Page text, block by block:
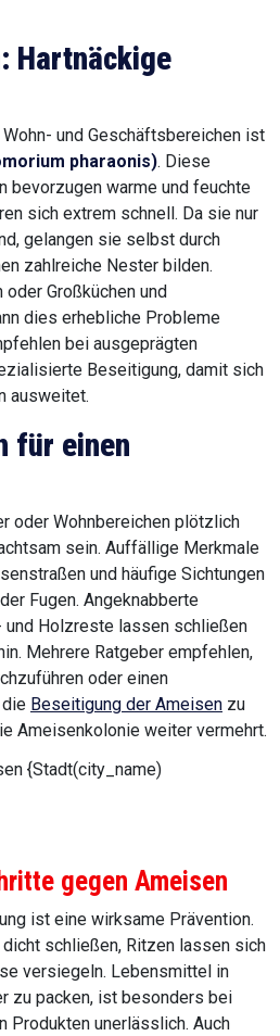
Hartnäckige
und Geschäftsbereichen ist
pharaonis). Diese
bevorzugen warme und feuchte
sich extrem schnell. Da sie nur
gelangen sie selbst durch
zahlreiche Nester bilden.
oder Großküchen und
dies erhebliche Probleme
bei ausgeprägten
Beseitigung, damit sich
ausweitet.
für einen
oder Wohnbereichen plötzlich
sein. Auffällige Merkmale
und häufige Sichtungen
Fugen. Angeknabberte
und Holzreste lassen schließen
Mehrere Ratgeber empfehlen,
oder einen
Beseitigung der Ameisen zu
Ameisenkolonie weiter vermehrt.
gegen Ameisen
ist eine wirksame Prävention.
schließen, Ritzen lassen sich
versiegeln. Lebensmittel in
zu packen, ist besonders bei
Produkten unerlässlich. Auch